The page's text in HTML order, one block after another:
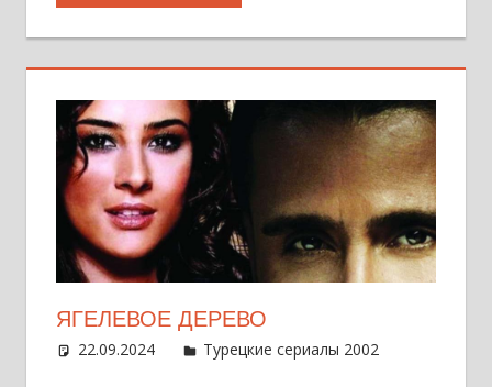
ЯГЕЛЕВОЕ ДЕРЕВО
22.09.2024 Администратор
Турецкие сериалы 2002